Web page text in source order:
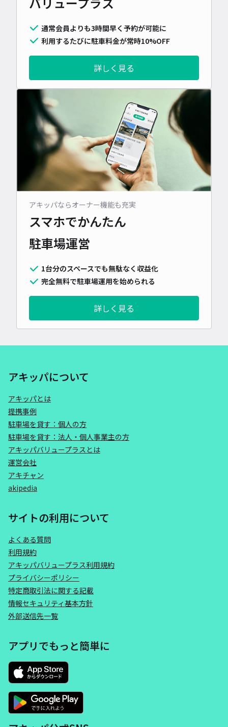
通常会員よりも3時間早く予約が可能に
利用するたびに駐車料金が常時10%OFF
詳しく見る
アキッパならオーナー機能も充実
スマホでかんたん
駐車場運営
1台分のスペースでも無駄なく収益化
完全無料で駐車場運用を始められる
詳しく見る
アキッパについて
アキッパとは
提携事例
駐車場を貸す：個人の方
駐車場を貸す：法人・個人事業主の方
アキッパバリュープラスとは
運営会社
アキチャン
akipedia
サイトの利用について
よくある質問
利用規約
アキッパバリュープラス利用規約
プライバシーポリシー
特定商取引法に関する記載
情報セキュリティ基本方針
外部送信先一覧
アプリでもっと簡単に